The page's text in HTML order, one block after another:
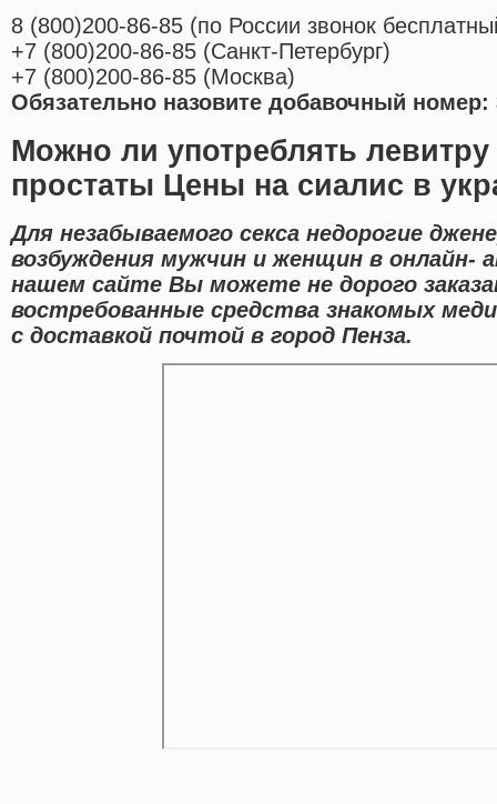
8 (800)200-86-85 (по России звонок
+7 (800)200-86-85 (Санкт-Петербург)
+7 (800)200-86-85 (Москва)
Обязательно назовите добавочный номер:
Можно ли употреблять
простаты Цены на сиалис в
Для незабываемого секса недорогие
возбуждения мужчин и женщин в онлайн-
нашем сайте Вы можете не дорого
востребованные средства знакомых
с доставкой почтой в город Пенза.